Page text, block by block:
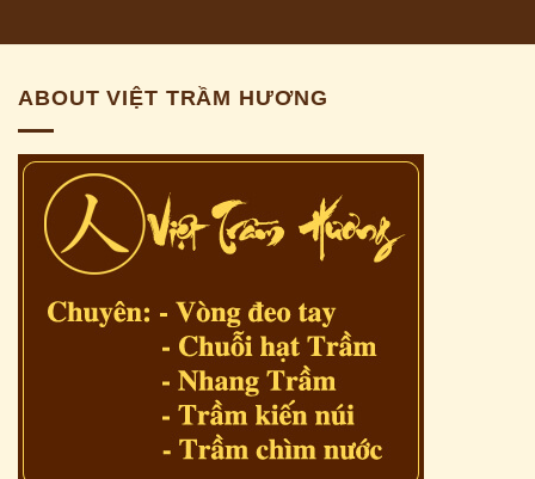
ABOUT VIỆT TRẦM HƯƠNG